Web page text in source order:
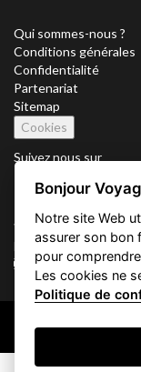
Qui sommes-nous ?
Conditions générales
Confidentialité
Partenariat
Sitemap
Cookies
Suivez nous sur
Vacation Key Corp.
FLORIDA 33160.
Copyright © 2026
Bonjour
Notre site Web
assurer son bon
pour
Les cookies ne
Politique de